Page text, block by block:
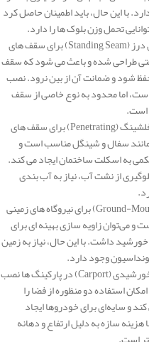
با این حال، باید اطمینان حاصل کرد
تحمل وزن بلوک‌ ها را دارد.
کلمپ روی درز (Standing Seam) برای سقف‌ های
طراحی شده و باعث می‌ شود که سقف
شود و ضمانت آن از بین نرود. نصب
اما محدود به نوع خاصی از سقف‌
است.
نفوذی با فلشینگ (Penetrating) برای سقف‌ های
سفال و شینگل مناسب است و
به اسکلت ساختمان ایجاد می‌ کند.
از نشت آب، نیاز به آب‌ بندی
زمینی (Ground-Mount) برای نیروگاه‌ های زمینی
و می‌توان زاویه‌ سازی بهینه‌ ای برای
داشت. با این حال، نیاز به زمین
وجود دارد.
پارکینگ خورشیدی (Carport) در پارکینگ‌ ها نصب
استفاده دو منظوره از فضا را
و سایه‌ای برای خودروها ایجاد
هزینه سازه به دلیل ارتفاع و دهانه